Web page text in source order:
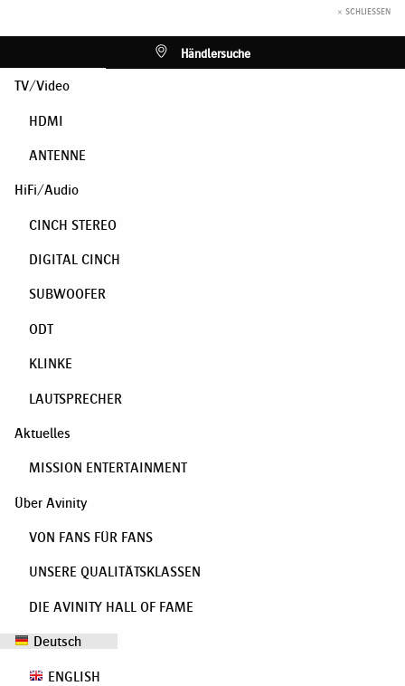
× SCHLIESSEN
Händlersuche
TV/Video
HDMI
ANTENNE
HiFi/Audio
CINCH STEREO
DIGITAL CINCH
SUBWOOFER
ODT
KLINKE
LAUTSPRECHER
Aktuelles
MISSION ENTERTAINMENT
Über Avinity
VON FANS FÜR FANS
UNSERE QUALITÄTSKLASSEN
DIE AVINITY HALL OF FAME
Deutsch
ENGLISH